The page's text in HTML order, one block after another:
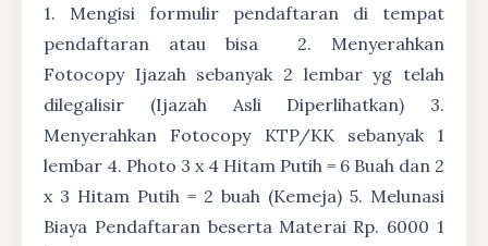
1. Mengisi formulir pendaftaran di tempat
pendaftaran atau bisa
2. Menyerahkan
Fotocopy Ijazah sebanyak 2 lembar yg telah
dilegalisir (Ijazah Asli Diperlihatkan) 3.
Menyerahkan Fotocopy KTP/KK sebanyak 1
lembar 4. Photo 3 x 4 Hitam Putih = 6 Buah dan 2
x 3 Hitam Putih = 2 buah (Kemeja) 5. Melunasi
Biaya Pendaftaran beserta Materai Rp. 6000 1